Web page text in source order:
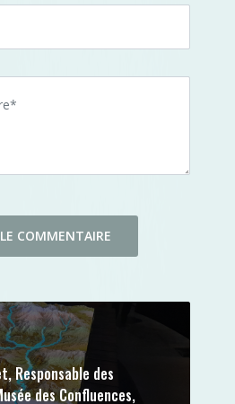
Responsable des
des Confluences,